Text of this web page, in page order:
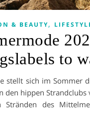
& BEAUTY,
to
den hippen
des